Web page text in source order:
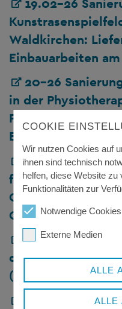
Waldkirchen:
Einbauarbeiten
20-26
in der
Freyung: Rückbau-
21-26
für das
Grafenau:
Clusters
22-26 FRG 13
die Kreisstraße
(Skihang): Objekt-
245_3.2-4202-
COOKIE
Wir nutzen Cookies auf
ihnen sind technisch
helfen, diese Website
Funktionalitäten zur
Notwendige Cookies
Externe Medien
ALLE
ALLE